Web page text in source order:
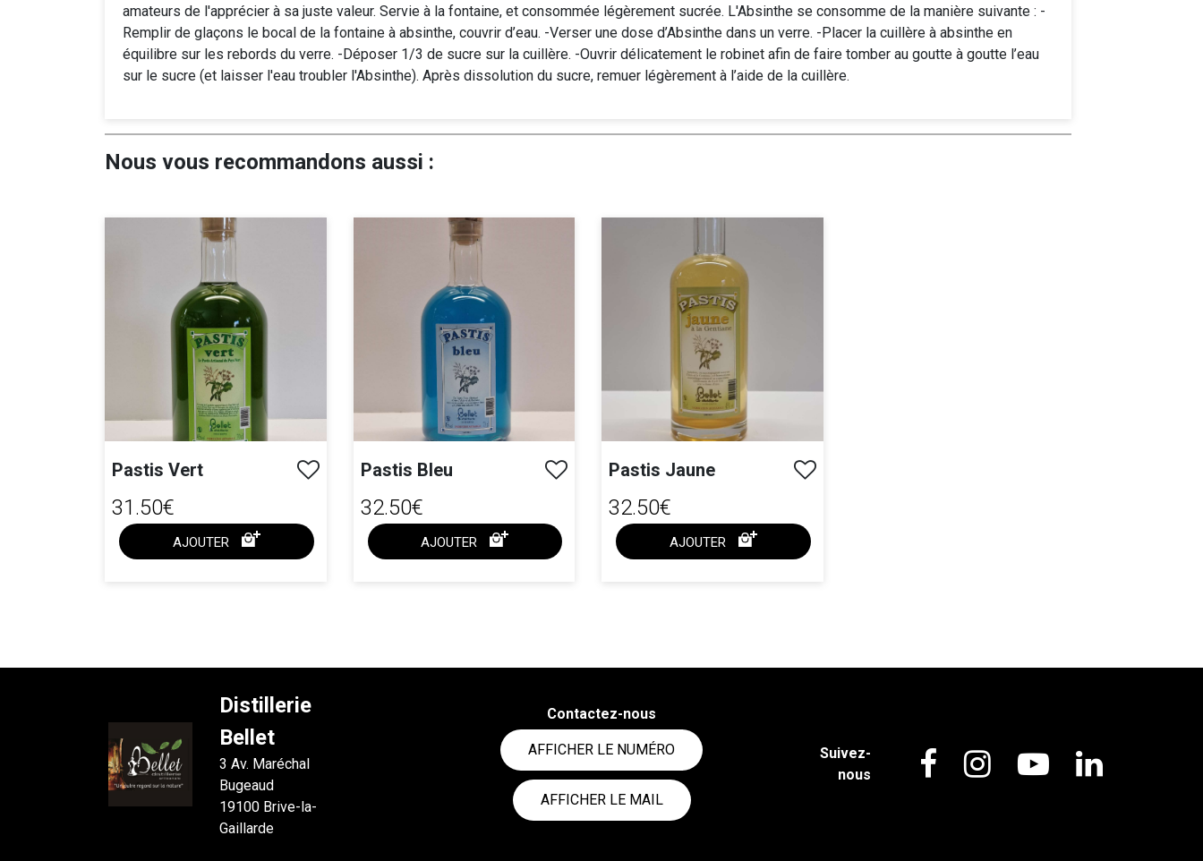
amateurs de l'apprécier à sa juste valeur. Servie à la fontaine, et consommée légèrement sucrée. L'Absinthe se consomme de la manière suivante : -
Remplir de glaçons le bocal de la fontaine à absinthe, couvrir d’eau. -Verser une dose d’Absinthe dans un verre. -Placer la cuillère à absinthe en
équilibre sur les rebords du verre. -Déposer 1/3 de sucre sur la cuillère. -Ouvrir délicatement le robinet afin de faire tomber au goutte à goutte l’eau
sur le sucre (et laisser l'eau troubler l'Absinthe). Après dissolution du sucre, remuer légèrement à l’aide de la cuillère.
Nous vous recommandons aussi :
Pastis Vert
31.50€
AJOUTER
Pastis Bleu
32.50€
AJOUTER
Pastis Jaune
32.50€
AJOUTER
Distillerie
Bellet
3 Av. Maréchal
Bugeaud
19100 Brive-la-
Gaillarde
Contactez-nous
AFFICHER LE NUMÉRO
AFFICHER LE MAIL
Suivez-
nous